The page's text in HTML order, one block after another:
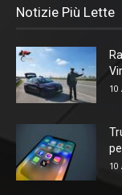
Notizie Più Lette
10
10